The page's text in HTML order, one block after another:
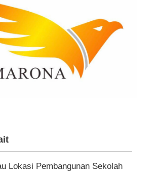
Lokasi Pembangunan Sekolah